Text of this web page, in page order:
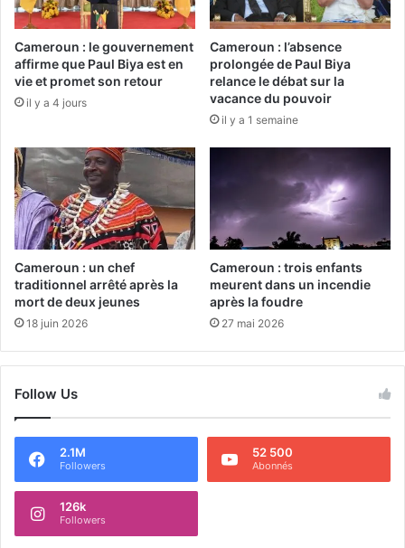
Cameroun : le gouvernement
affirme que Paul Biya est en
vie et promet son retour
il y a 4 jours
Cameroun : l’absence
prolongée de Paul Biya
relance le débat sur la
vacance du pouvoir
il y a 1 semaine
Cameroun : un chef
traditionnel arrêté après la
mort de deux jeunes
18 juin 2026
Cameroun : trois enfants
meurent dans un incendie
après la foudre
27 mai 2026
Follow Us
2.1M
Followers
52 500
Abonnés
126k
Followers